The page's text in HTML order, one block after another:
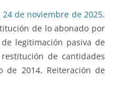
24 de noviembre de 2025.
de lo abonado por
legitimación pasiva de
de cantidades
de 2014. Reiteración de